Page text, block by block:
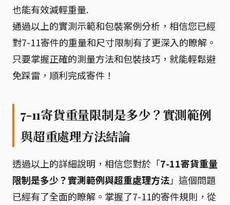
也能有效減輕重量.
通過以上的實測示範和包裝案例分析，相信您已經
對7-11寄件的重量和尺寸限制有了更深入的瞭解。
只要掌握正確的測量方法和包裝技巧，就能輕鬆避
免踩雷，順利完成寄件！
7-11寄貨重量限制是多少？實測範例
與超重處理方法結論
透過以上的詳細說明，相信您對於「7-11寄貨重量
限制是多少？實測範例與超重處理方法」這個問題
已經有了全面的瞭解。掌握了7-11的寄件規則，從